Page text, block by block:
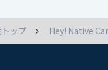
ップ Hey! Native